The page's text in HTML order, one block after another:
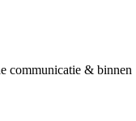
communicatie &